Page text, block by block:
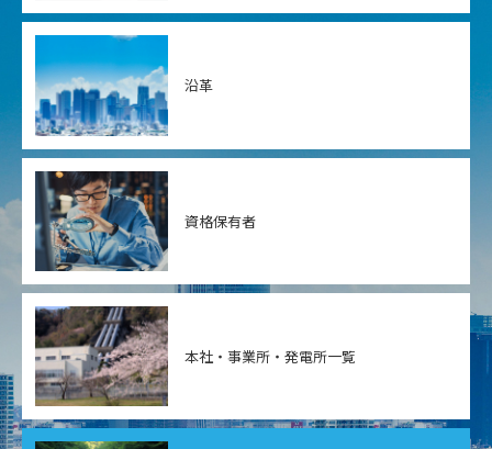
沿革
資格保有者
本社・事業所・ 発電所一覧